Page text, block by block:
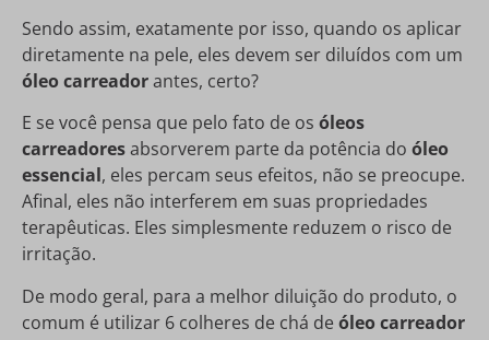
Sendo assim, exatamente por isso, quando os aplicar
diretamente na pele, eles devem ser diluídos com um
óleo carreadorantes, certo?
E se você pensa que pelo fato de os óleos
carreadoresabsorverem parte da potência do óleo
essencial, eles percam seus efeitos, não se preocupe.
Afinal, eles não interferem em suas propriedades
terapêuticas. Eles simplesmente reduzem o risco de
irritação.
De modo geral, para a melhor diluição do produto, o
comum é utilizar 6 colheres de chá de óleo carreador